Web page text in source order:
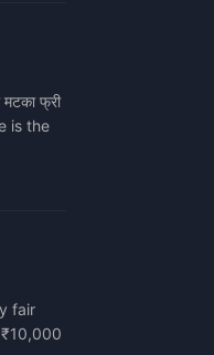
फ्री
is the
fair